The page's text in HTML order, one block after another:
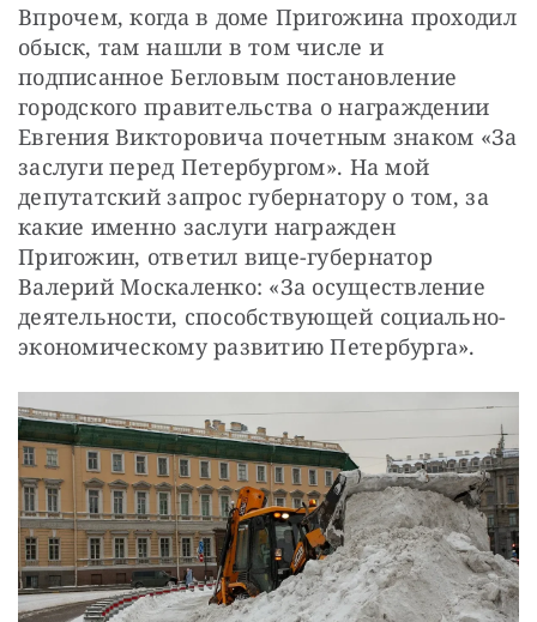
Впрочем, когда в доме Пригожина проходил
обыск, там нашли в том числе и
подписанное Бегловым постановление
городского правительства о награждении
Евгения Викторовича почетным знаком «За
заслуги перед Петербургом». На мой
депутатский запрос губернатору о том, за
какие именно заслуги награжден
Пригожин, ответил вице-губернатор
Валерий Москаленко: «За осуществление
деятельности, способствующей социально-
экономическому развитию Петербурга».